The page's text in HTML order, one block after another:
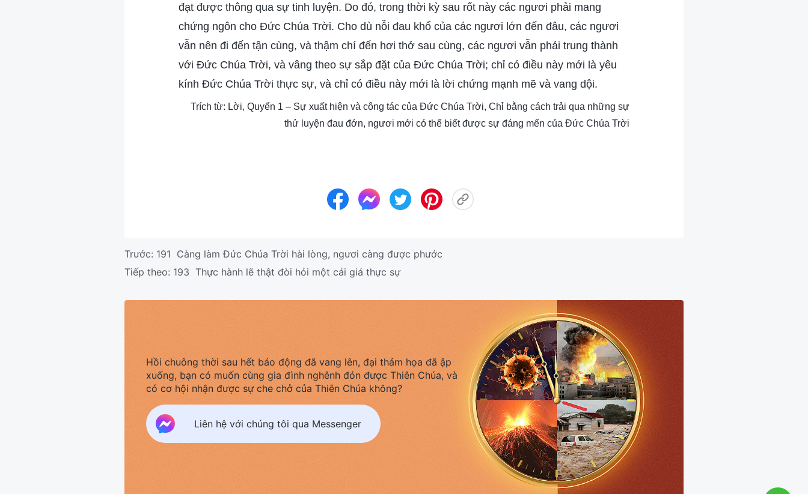
đạt được thông qua sự tinh luyện. Do đó, trong thời kỳ sau rốt này các ngươi phải mang
chứng ngôn cho Đức Chúa Trời. Cho dù nỗi đau khổ của các ngươi lớn đến đâu, các ngươi
vẫn nên đi đến tận cùng, và thậm chí đến hơi thở sau cùng, các ngươi vẫn phải trung thành
với Đức Chúa Trời, và vâng theo sự sắp đặt của Đức Chúa Trời; chỉ có điều này mới là yêu
kính Đức Chúa Trời thực sự, và chỉ có điều này mới là lời chứng mạnh mẽ và vang dội.
Trích từ: Lời, Quyển 1 – Sự xuất hiện và công tác của Đức Chúa Trời, Chỉ bằng cách trải qua những sự
thử luyện đau đớn, ngươi mới có thể biết được sự đáng mến của Đức Chúa Trời
Trước: 191 Càng làm Đức Chúa Trời hài lòng, ngươi càng được phước
Tiếp theo: 193 Thực hành lẽ thật đòi hỏi một cái giá thực sự
Hồi chuông thời sau hết báo động đã vang lên, đại thảm họa đã ập
xuống, bạn có muốn cùng gia đình nghênh đón được Thiên Chúa, và
có cơ hội nhận được sự che chở của Thiên Chúa không?
Liên hệ với chúng tôi qua Messenger